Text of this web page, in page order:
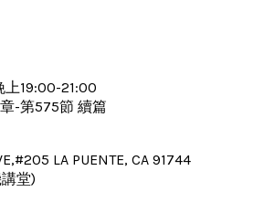
上19:00-21:00
-第575節 續篇
LA PUENTE, CA 91744
堂)